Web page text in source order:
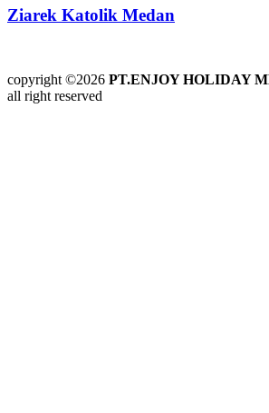
Ziarek Katolik Medan
copyright ©2026 PT.ENJOY HOLIDAY
all right reserved